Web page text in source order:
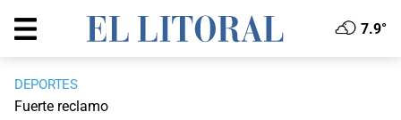
7.9°
DEPORTES
Fuerte reclamo